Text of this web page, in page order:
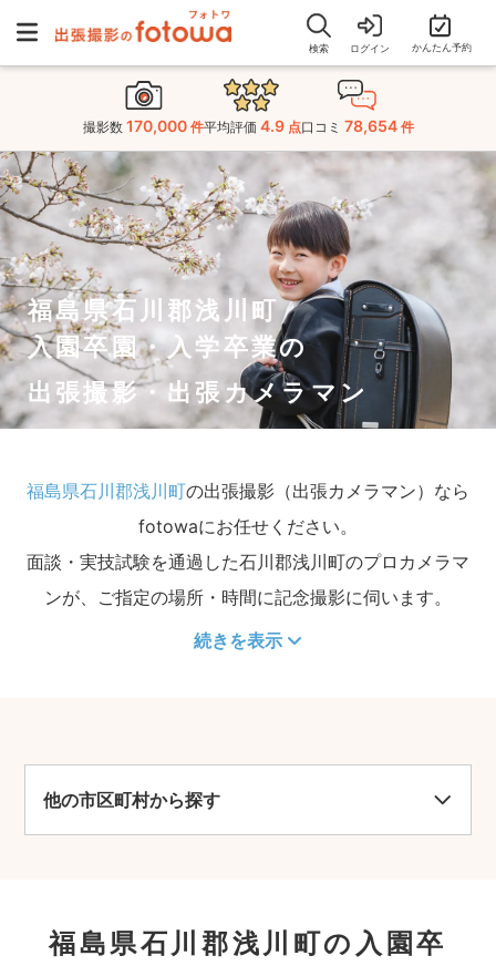
検索 ログイン かんたん予約
撮影数 170,000 件平均評価 4.9 点口コミ 78,654 件
福島県石川郡浅川町
入園卒園・入学卒業の
出張撮影・出張カメラマン
福島県石川郡浅川町の出張撮影（出張カメラマン）なら
fotowaにお任せください。
面談・実技試験を通過した石川郡浅川町のプロカメラマ
ンが、ご指定の場所・時間に記念撮影に伺います。
続きを表示
他の市区町村から探す
福島県石川郡浅川町の入園卒